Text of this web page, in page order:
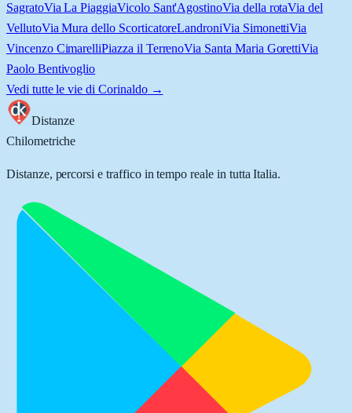
SagratoVia La PiaggiaVicolo Sant'AgostinoVia della rotaVia del
VellutoVia Mura dello ScorticatoreLandroniVia SimonettiVia
Vincenzo CimarelliPiazza il TerrenoVia Santa Maria GorettiVia
Paolo Bentivoglio
Vedi tutte le vie di Corinaldo→
Distanze
Chilometriche
Distanze, percorsi e traffico in tempo reale in tutta Italia.